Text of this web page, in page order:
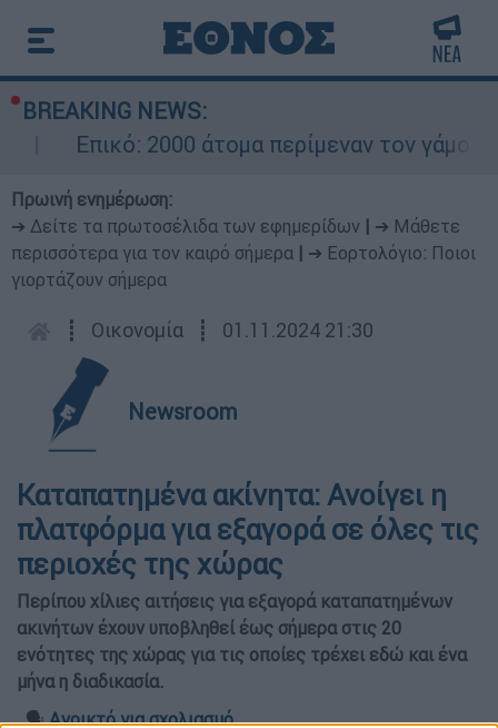
BREAKING NEWS:
Επικό: 2000 άτομα περίμεναν τον γάμο
Πρωινή ενημέρωση:
➔ Δείτε τα πρωτοσέλιδα των εφημερίδων
➔ Μάθετε
περισσότερα για τον καιρό σήμερα
➔ Εορτολόγιο: Ποιοι
γιορτάζουν σήμερα
┋ Οικονομία ┋ 01.11.2024 21:30
Newsroom
Καταπατημένα ακίνητα: Ανοίγει η
πλατφόρμα για εξαγορά σε όλες τις
περιοχές της χώρας
Περίπου χίλιες αιτήσεις για εξαγορά καταπατημένων
ακινήτων έχουν υποβληθεί έως σήμερα στις 20
ενότητες της χώρας για τις οποίες τρέχει εδώ και ένα
μήνα η διαδικασία.
🗣️Ανοικτό για σχολιασμό